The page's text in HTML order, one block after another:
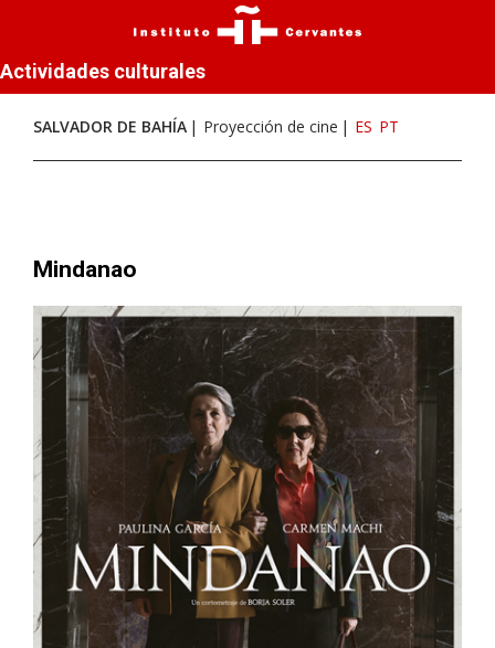
Actividades culturales
SALVADOR DE BAHÍA Proyección de cine ES PT
Mindanao